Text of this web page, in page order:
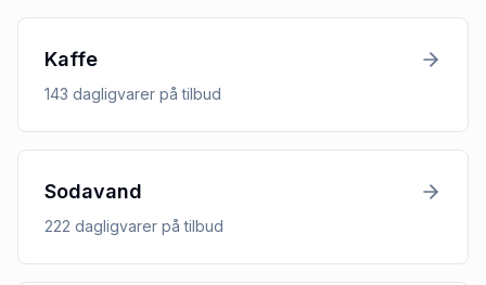
Kaffe
143 dagligvarer på tilbud
Sodavand
222 dagligvarer på tilbud